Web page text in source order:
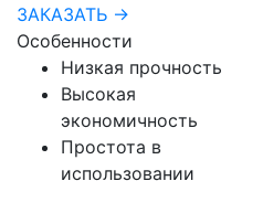
ЗАКАЗАТЬ →
Особенности
Низкая прочность
Высокая
экономичность
Простота в
использовании